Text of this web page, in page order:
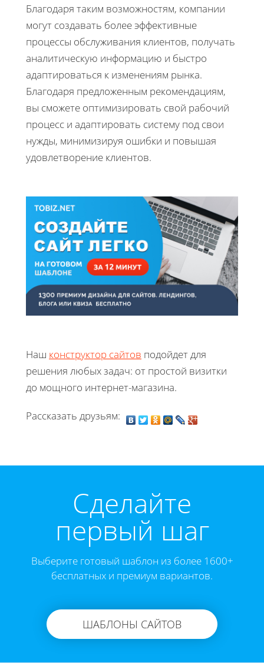
Благодаря таким возможностям, компании
могут создавать более эффективные
процессы обслуживания клиентов, получать
аналитическую информацию и быстро
адаптироваться к изменениям рынка.
Благодаря предложенным рекомендациям,
вы сможете оптимизировать свой рабочий
процесс и адаптировать систему под свои
нужды, минимизируя ошибки и повышая
удовлетворение клиентов.
Наш конструктор сайтов подойдет для
решения любых задач: от простой визитки
до мощного интернет-магазина.
Рассказать друзьям:
Cделайте
первый шаг
Выберите готовый шаблон из более 1600+
бесплатных и премиум вариантов.
ШАБЛОНЫ САЙТОВ